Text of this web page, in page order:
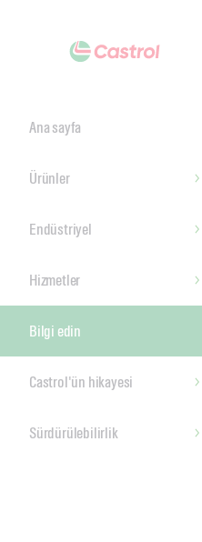
Ana sayfa
Ürünler
Endüstriyel
Hizmetler
Bilgi edin
Castrol'ün hikayesi
Sürdürülebilirlik